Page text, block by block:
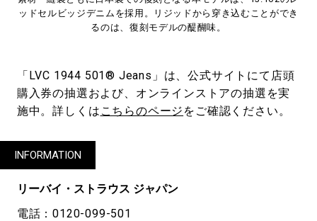
ッドセルビッジデニムを採用。リジッドから穿き込むことができ
るのは、復刻モデルの醍醐味。
「LVC 1944 501® Jeans」は、公式サイトにて店頭
購入券の抽選および、オンラインストアの抽選を実
施中。詳しくは こちらのページ をご確認ください。
INFORMATION
リーバイ・ストラウス ジャパン
電話：0120-099-501